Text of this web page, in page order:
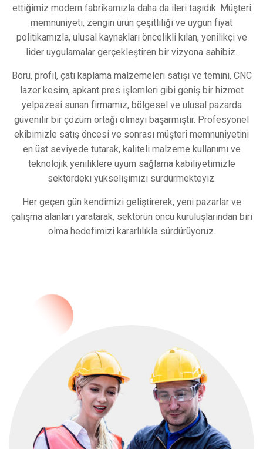
ettiğimiz modern fabrikamızla daha da ileri taşıdık. Müşteri
memnuniyeti, zengin ürün çeşitliliği ve uygun fiyat
politikamızla, ulusal kaynakları öncelikli kılan, yenilikçi ve
lider uygulamalar gerçekleştiren bir vizyona sahibiz.
Boru, profil, çatı kaplama malzemeleri satışı ve temini, CNC
lazer kesim, apkant pres işlemleri gibi geniş bir hizmet
yelpazesi sunan firmamız, bölgesel ve ulusal pazarda
güvenilir bir çözüm ortağı olmayı başarmıştır. Profesyonel
ekibimizle satış öncesi ve sonrası müşteri memnuniyetini
en üst seviyede tutarak, kaliteli malzeme kullanımı ve
teknolojik yeniliklere uyum sağlama kabiliyetimizle
sektördeki yükselişimizi sürdürmekteyiz.
Her geçen gün kendimizi geliştirerek, yeni pazarlar ve
çalışma alanları yaratarak, sektörün öncü kuruluşlarından biri
olma hedefimizi kararlılıkla sürdürüyoruz.